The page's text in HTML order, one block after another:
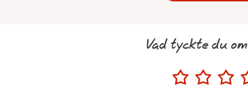
Vad tyckte du